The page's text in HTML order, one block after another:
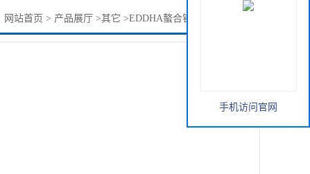
网站首页 > 产品展厅 >其它 >EDDHA螯合铁 EDDHA-FE 6%
手机访问官网